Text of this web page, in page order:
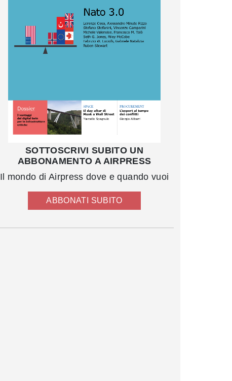
SOTTOSCRIVI SUBITO UN
ABBONAMENTO A AIRPRESS
Il mondo di Airpress dove e quando vuoi
ABBONATI SUBITO